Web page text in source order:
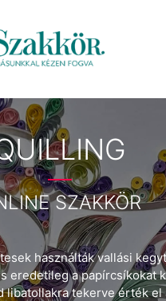
SZAKKÖR
használták vallási
eredetileg a papírcsíkokat
libatollakra tekerve érték el